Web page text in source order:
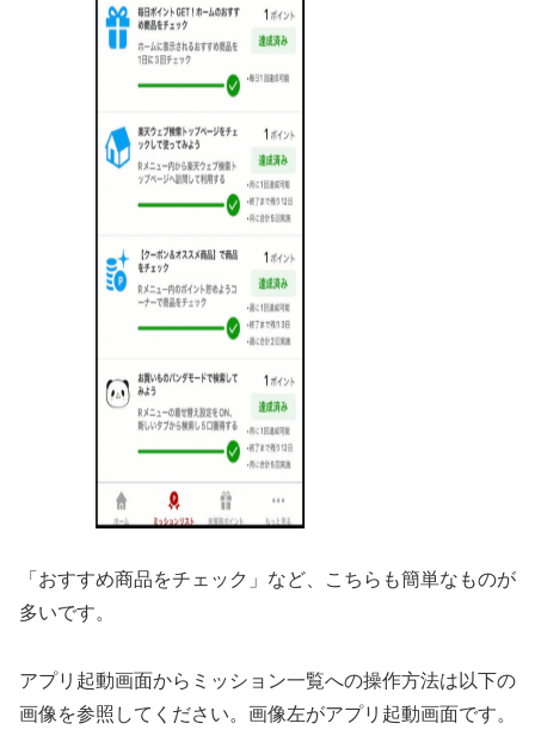
「おすすめ商品をチェック」など、こちらも簡単なものが
多いです。
アプリ起動画面からミッション一覧への操作方法は以下の
画像を参照してください。画像左がアプリ起動画面です。